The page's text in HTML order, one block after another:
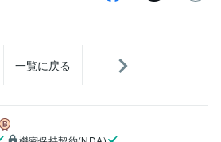
一覧に戻る